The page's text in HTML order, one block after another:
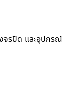
จรปิด และอุปกรณ์